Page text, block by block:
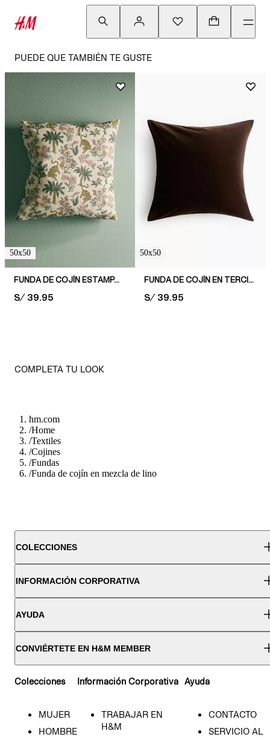
PUEDE QUE TAMBIÉN TE GUSTE
50x50
FUNDA DE COJÍN ESTAMPADA
PRICE:
S/ 39.95
50x50
FUNDA DE COJÍN EN TERCIOPELO
PRICE:
S/ 39.95
COMPLETA TU LOOK
hm.com
/Home
/Textiles
/Cojines
/Fundas
/Funda de cojín en mezcla de lino
COLECCIONES
INFORMACIÓN CORPORATIVA
AYUDA
CONVIÉRTETE EN H&M MEMBER
Colecciones
MUJER
HOMBRE
Información Corporativa
TRABAJAR EN
H&M
Ayuda
CONTACTO
SERVICIO AL